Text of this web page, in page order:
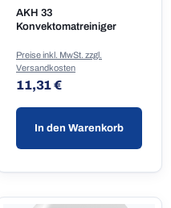
AKH 33
Konvektomatreiniger
Regulärer Preis:
11,31 €
Preise inkl. MwSt. zzgl.
Versandkosten
In den Warenkorb